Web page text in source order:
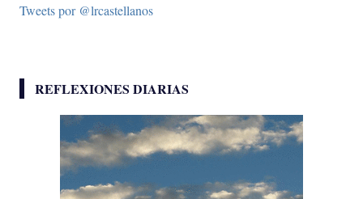
Tweets por @lrcastellanos
REFLEXIONES DIARIAS